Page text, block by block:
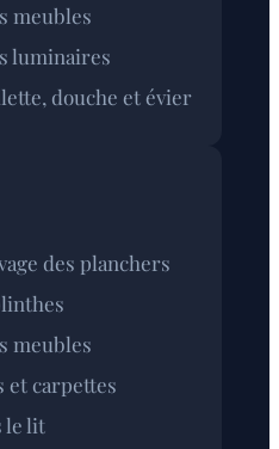
meubles
luminaires
douche et évier
des planchers
meubles
et carpettes
le lit